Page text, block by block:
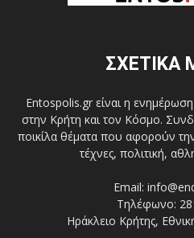
ΣΧΕΤΙΚΑ
Entospolis.gr είναι η ενημέρωση
στην Κρήτη και τον Κόσμο.
ποικίλα θέματα που αφορούν
τέχνες, πολιτική,
Email:
Τηλέφωνο:
Ηράκλειο Κρήτης,